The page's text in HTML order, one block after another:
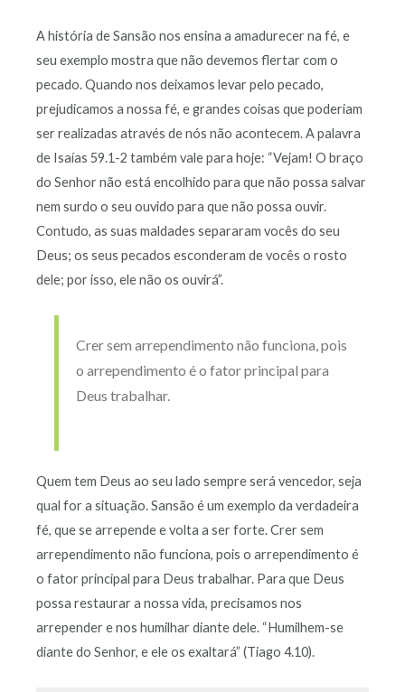
A história de Sansão nos ensina a amadurecer na fé, e
seu exemplo mostra que não devemos flertar com o
pecado. Quando nos deixamos levar pelo pecado,
prejudicamos a nossa fé, e grandes coisas que poderiam
ser realizadas através de nós não acontecem. A palavra
de Isaías 59.1-2 também vale para hoje: “Vejam! O braço
do Senhor não está encolhido para que não possa salvar
nem surdo o seu ouvido para que não possa ouvir.
Contudo, as suas maldades separaram vocês do seu
Deus; os seus pecados esconderam de vocês o rosto
dele; por isso, ele não os ouvirá”.
Crer sem arrependimento não funciona, pois
o arrependimento é o fator principal para
Deus trabalhar.
Quem tem Deus ao seu lado sempre será vencedor, seja
qual for a situação. Sansão é um exemplo da verdadeira
fé, que se arrepende e volta a ser forte. Crer sem
arrependimento não funciona, pois o arrependimento é
o fator principal para Deus trabalhar. Para que Deus
possa restaurar a nossa vida, precisamos nos
arrepender e nos humilhar diante dele. “Humilhem-se
diante do Senhor, e ele os exaltará” (Tiago 4.10).